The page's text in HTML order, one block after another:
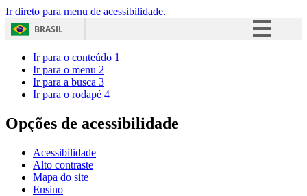
Ir direto para menu de acessibilidade.
BRASIL
Acesso à informação
Ir para o conteúdo 1
Ir para o menu 2
Ir para a busca 3
Ir para o rodapé 4
Opções de acessibilidade
Acessibilidade
Alto contraste
Mapa do site
Ensino